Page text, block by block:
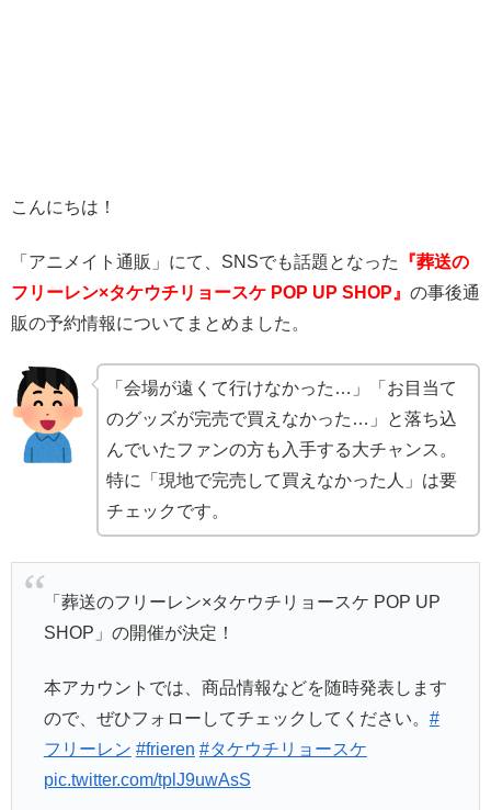
こんにちは！
「アニメイト通販」にて、SNSでも話題となった
『葬送の
フリーレン×タケウチリョースケ POP UP SHOP』 の事後通
販の予約情報についてまとめました。
「会場が遠くて行けなかった…」「お目当て
のグッズが完売で買えなかった…」と落ち込
んでいたファンの方も入手する大チャンス。
特に「現地で完売して買えなかった人」は要
チェックです。
「葬送のフリーレン×タケウチリョースケ POP UP
SHOP」の開催が決定！
本アカウントでは、商品情報などを随時発表します
ので、ぜひフォローしてチェックしてください。 #
フリーレン #frieren #タケウチリョースケ
pic.twitter.com/tplJ9uwAsS